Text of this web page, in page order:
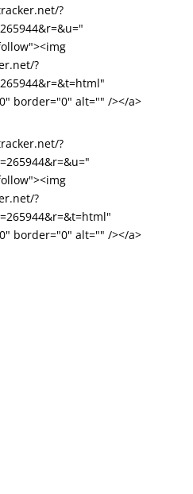
?
?
border="0" alt="" /></a>
?
?
border="0" alt="" /></a>